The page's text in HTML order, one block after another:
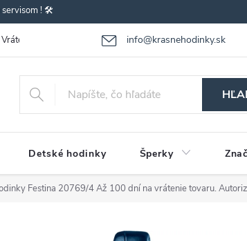
servisom ! 🛠️
info@krasnehodinky.sk
Vrátenie-výmena tovaru Reklamácia tovaru
Detské hodinky Šperky
Festina 20769/4Až 100 dní na vrátenie tovaru.